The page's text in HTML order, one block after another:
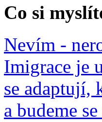
Co si
Nevím -
Imigrace je
se adaptují,
a budeme